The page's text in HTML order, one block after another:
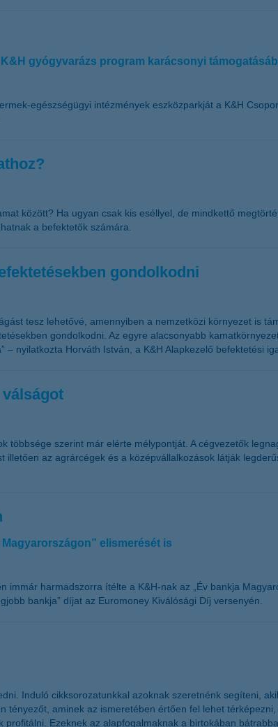
gyógyvarázs program karácsonyi
egészségügyi intézmények eszközparkját a K&H
között? Ha ugyan csak kis eséllyel, de mindkettő
a befektetők számára.
gondolkodni
tesz lehetővé, amennyiben a nemzetközi környezet is
gondolkodni. Az egyre alacsonyabb
nyilatkozta Horváth István, a K&H Alapkezelő befektetési
többsége szerint már elérte mélypontját. A cégvezetők
az agrárcégek és a középvállalkozások látják
elismerését is
immár harmadszorra ítélte a K&H-nak az „Év bankja
bankja” díjat az Euromoney Kiválósági Díj versenyén.
Induló cikksorozatunkkal azoknak szeretnénk segíteni,
tényezőt, aminek az ismeretében értően fel lehet
Ezeknek az alapfogalmaknak a birtokában